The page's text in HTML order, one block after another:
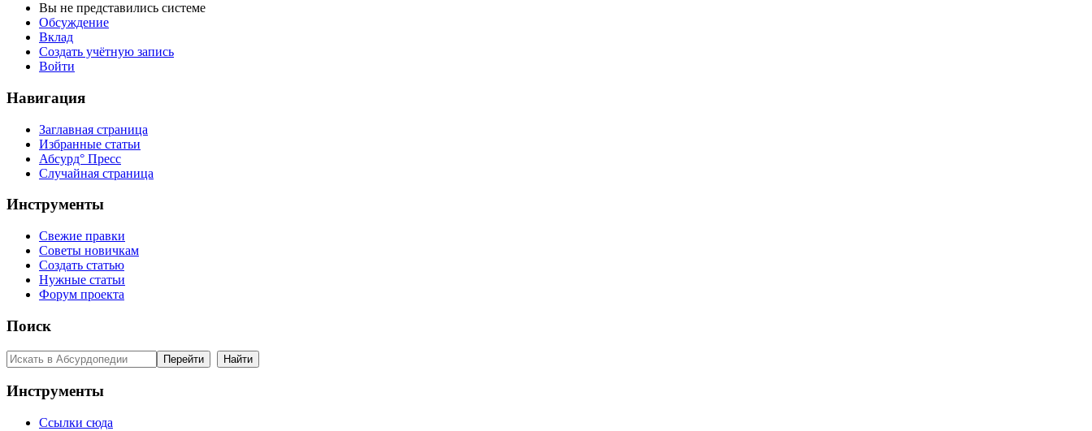
Вы не представились системе
Обсуждение
Вклад
Создать учётную запись
Войти
Навигация
Заглавная страница
Избранные статьи
Абсурд° Пресс
Случайная страница
Инструменты
Свежие правки
Советы новичкам
Создать статью
Нужные статьи
Форум проекта
Поиск
Инструменты
Ссылки сюда